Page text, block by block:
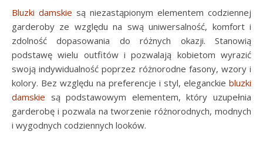
Bluzki damskie są niezastąpionym elementem codziennej
garderoby ze względu na swą uniwersalność, komfort i
zdolność dopasowania do różnych okazji. Stanowią
podstawę wielu outfitów i pozwalają kobietom wyrazić
swoją indywidualność poprzez różnorodne fasony, wzory i
kolory. Bez względu na preferencje i styl, eleganckie bluzki
damskie są podstawowym elementem, który uzupełnia
garderobę i pozwala na tworzenie różnorodnych, modnych
i wygodnych codziennych looków.